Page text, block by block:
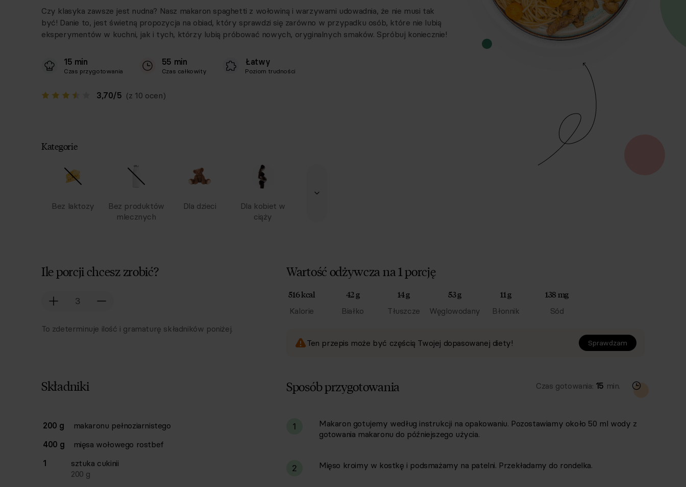
Czy klasyka zawsze jest nudna? Nasz makaron spaghetti z wołowiną i warzywami udowadnia, że nie musi tak
być! Danie to, jest świetną propozycja na obiad, który sprawdzi się zarówno w przypadku osób, które nie lubią
eksperymentów w kuchni, jak i tych, którzy lubią próbować nowych, oryginalnych smaków. Spróbuj koniecznie!
15 min
Czas przygotowania
55 min
Czas całkowity
Łatwy
Poziom trudności
3,70/5 (z 10 ocen)
Kategorie
Bez laktozy
Bez produktów
mlecznych
Dla dzieci
Dla kobiet w
ciąży
Ile porcji chcesz zrobić?
To zdeterminuje ilość i gramaturę składników poniżej.
Wartość odżywcza na 1 porcję
516 kcal
Kalorie
42 g
Białko
14 g
Tłuszcze
53 g
Węglowodany
11 g
Błonnik
138 mg
Sód
Ten przepis może być częścią Twojej dopasowanej diety! Sprawdzam
Składniki
Lista składników przepisu z ilościami i wagami
Ilość Składnik
200 g
makaronu pełnoziarnistego
400 g
mięsa wołowego rostbef
1
sztuka cukinii
200 g
Sposób przygotowania Czas gotowania: 15 min.
1
Makaron gotujemy według instrukcji na opakowaniu. Pozostawiamy około 50 ml wody z
gotowania makaronu do późniejszego użycia.
2 Mięso kroimy w kostkę i podsmażamy na patelni. Przekładamy do rondelka.